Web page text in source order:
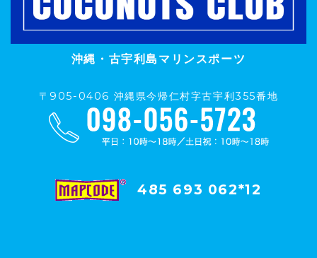
沖縄・古宇利島マリンスポーツ
〒905-0406 沖縄県今帰仁村字古宇利355番地
485 693 062*12